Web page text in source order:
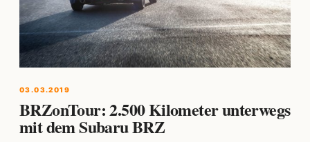
03.03.2019
BRZonTour: 2.500 Kilometer unterwegs
mit dem Subaru BRZ